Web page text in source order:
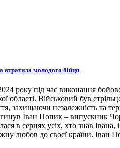
втратила молодого бійця
року під час виконання
області. Військовий був
захищаючи незалежність та
Іван Попик – випускник
в серцях усіх, хто знав
любов до своєї країни.